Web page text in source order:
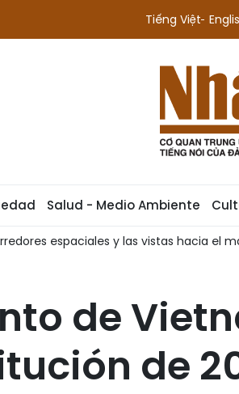
Tiếng Việt
Salud - Medio Ambiente
y las vistas hacia el mar
de
de